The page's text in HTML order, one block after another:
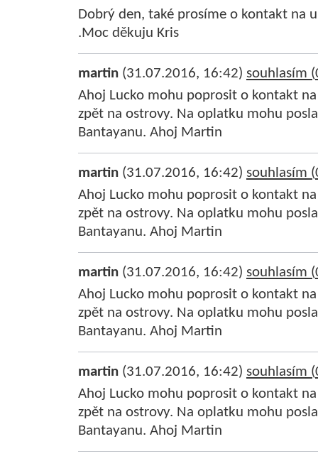
Dobrý den, také prosíme o kontakt na
.Moc děkuju Kris
martin (31.07.2016, 16:42) souhlasím (
Ahoj Lucko mohu poprosit o kontakt
zpět na ostrovy. Na oplatku mohu
Bantayanu. Ahoj Martin
martin (31.07.2016, 16:42) souhlasím (
Ahoj Lucko mohu poprosit o kontakt
zpět na ostrovy. Na oplatku mohu
Bantayanu. Ahoj Martin
martin (31.07.2016, 16:42) souhlasím (
Ahoj Lucko mohu poprosit o kontakt
zpět na ostrovy. Na oplatku mohu
Bantayanu. Ahoj Martin
martin (31.07.2016, 16:42) souhlasím (
Ahoj Lucko mohu poprosit o kontakt
zpět na ostrovy. Na oplatku mohu
Bantayanu. Ahoj Martin